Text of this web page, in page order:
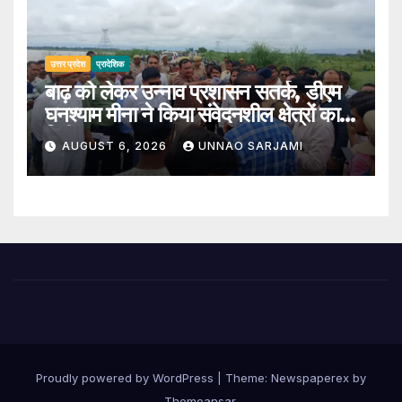
उत्तर प्रदेश प्रादेशिक
बाढ़ को लेकर उन्नाव प्रशासन सतर्क, डीएम
घनश्याम मीना ने किया संवेदनशील क्षेत्रों का
निरीक्षण
AUGUST 6, 2026 UNNAO SARJAMI
Proudly powered by WordPress
Theme: Newspaperex by